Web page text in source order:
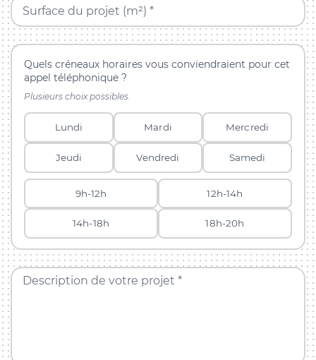
Surface du projet (m²) *
Quels créneaux horaires vous conviendraient pour cet
appel téléphonique ?
Plusieurs choix possibles.
Lundi Mardi Mercredi
Jeudi Vendredi Samedi
9h-12h 12h-14h
14h-18h 18h-20h
Description de votre projet *